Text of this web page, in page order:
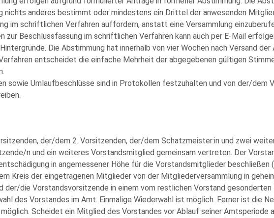
nichts anderes bestimmt oder mindestens ein Drittel der anwesenden
im schriftlichen Verfahren auffordern, anstatt eine Versammlung
zur Beschlussfassung im schriftlichen Verfahren kann auch per E-Mail
Die Abstimmung hat innerhalb von vier Wochen nach Versand
entscheidet die einfache Mehrheit der abgegebenen gültigen
sowie Umlaufbeschlüsse sind in Protokollen festzuhalten und von der/dem
der/dem 2. Vorsitzenden, der/dem Schatzmeister:in und zwei
n und ein weiteres Vorstandsmitglied gemeinsam vertreten. Der
in angemessener Höhe für die Vorstandsmitglieder beschließen
Kreis der eingetragenen Mitglieder von der Mitgliederversammlung in
der/die Vorstandsvorsitzende in einem vom restlichen Vorstand gesonderten
des Vorstandes im Amt. Einmalige Wiederwahl ist möglich. Ferner ist die
Scheidet ein Mitglied des Vorstandes vor Ablauf seiner Amtsperiode